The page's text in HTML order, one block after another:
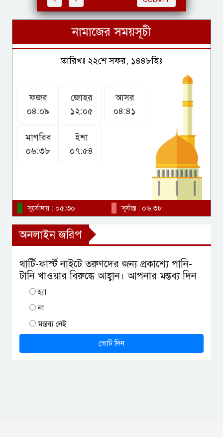
কুকুরেয়ার অভাব ভুলতেই
আর্জেন্টাইন তারকাকে দলে টেনেছে
চেলসি?
রাসেল ক্রোর সঙ্গে ‘ব্লুফ্লাই’ সিনেমায়
র‍্যাব বিলুপ্তি হয়ে আসছে ‘এসআরবি’,
নামাজের সময়সূচী
তারিখঃ ২২শে সফর, ১৪৪৮হিঃ
ফজর
০৪:০৯
জোহর
১২:০৫
আসর
০৪:৪১
মাগরিব
০৬:৩৮
ইশা
০৭:৫৪
সূর্যোদয় : ০৫:৩০ সূর্যাস্ত : ০৬:৩৮
অনলাইন জরিপ
থার্টি-ফার্স্ট নাইটে তরুণদের জন্য প্রকাশ্যে পানি-
টানি খাওয়ার বিরুদ্ধে আহ্বান। আপনার মন্তব্য দিন
হ্যা
না
মন্তব্য নেই
ভোট দিন